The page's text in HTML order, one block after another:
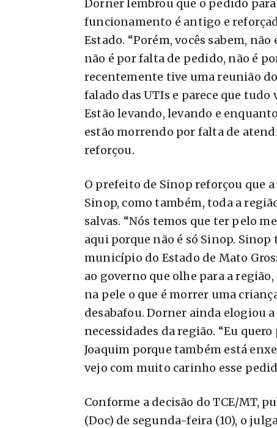
Dorner lembrou que o pedido
funcionamento é antigo e
Estado. “Porém, vocês sabem,
não é por falta de pedido, não é
recentemente tive uma reunião
falado das UTIs e parece que tudo
Estão levando, levando e
estão morrendo por falta de
reforçou.
O prefeito de Sinop reforçou que
Sinop, como também, toda a
salvas. “Nós temos que ter pelo
aqui porque não é só Sinop.
município do Estado de Mato
ao governo que olhe para a
na pele o que é morrer uma
desabafou. Dorner ainda elogiou
necessidades da região. “Eu
Joaquim porque também está
vejo com muito carinho esse
Conforme a decisão do TCE/MT,
(Doc) de segunda-feira (10), o